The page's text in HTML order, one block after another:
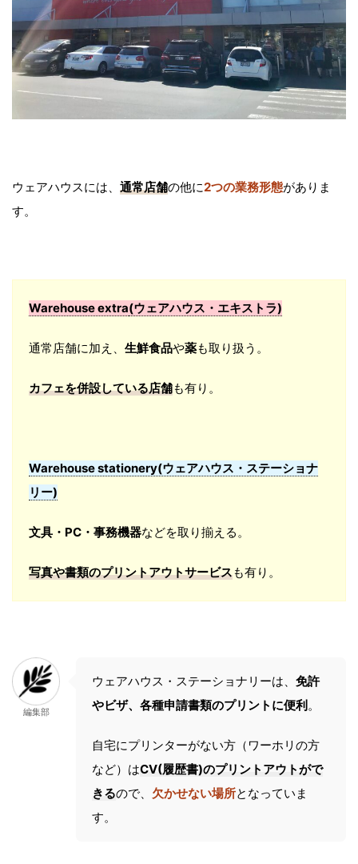
ウェアハウスには、 通常店舗の他に2つの業務形態がありま
す。
Warehouse extra(ウェアハウス・エキストラ)
通常店舗に加え、 生鮮食品や薬も取り扱う。
カフェを併設している店舗も有り。
Warehouse stationery(ウェアハウス・ステーショナ
リー)
文具・PC・事務機器などを取り揃える。
写真や書類のプリントアウトサービスも有り。
編集部
ウェアハウス・ステーショナリーは、 免許
やビザ、各種申請書類のプリントに便利 。
自宅にプリンターがない方（ワーホリの方
など）はCV(履歴書)のプリントアウトがで
きるので、 欠かせない場所となっていま
す。